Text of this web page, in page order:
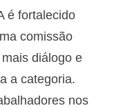
é fortalecido
comissão
diálogo e
a categoria.
nos